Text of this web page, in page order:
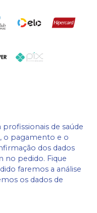
profissionais de saúde
o pagamento e o
dos dados
no pedido. Fique
faremos a análise
os dados de